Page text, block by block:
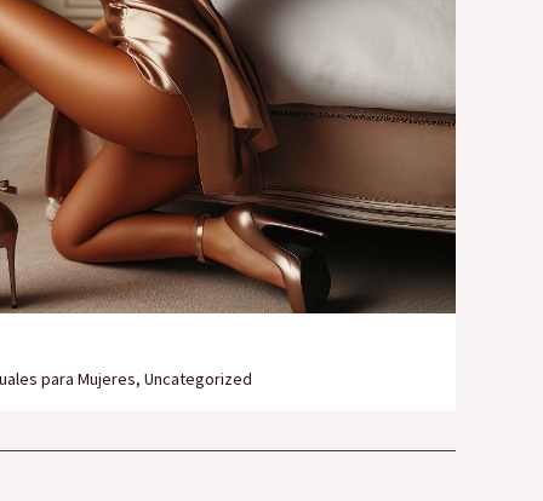
para Mujeres, Uncategorized